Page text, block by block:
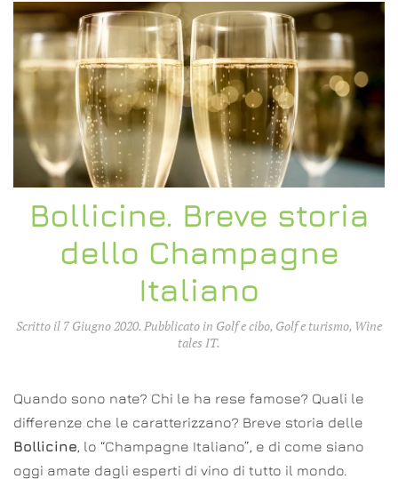
Bollicine. Breve storia
dello Champagne
Italiano
Scritto il 7 Giugno 2020. Pubblicato in Golf e cibo, Golf e turismo, Wine
tales IT.
Quando sono nate? Chi le ha rese famose? Quali le
differenze che le caratterizzano? Breve storia delle
Bollicine, lo “Champagne Italiano”, e di come siano
oggi amate dagli esperti di vino di tutto il mondo.